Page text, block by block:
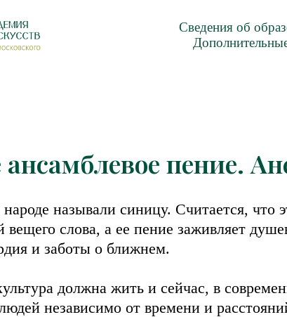
Сведения об
пение.
называли синицу. Считается,
вещего слова, а ее пение заживляет
и заботы о ближнем.
должна жить и сейчас, в
независимо от времени и